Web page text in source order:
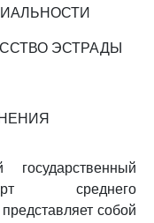
ЭСТРАДЫ
среднего
собой